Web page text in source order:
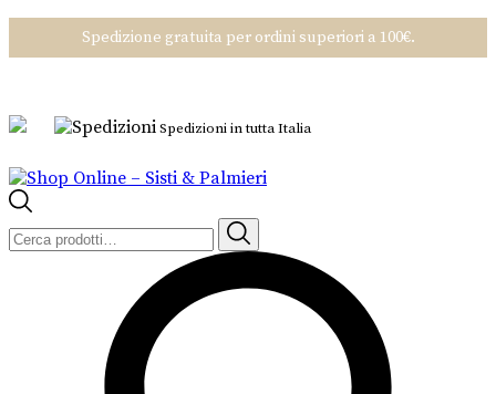
Spedizione gratuita per ordini superiori a 100€.
Spedizioni in tutta Italia
Cerca: